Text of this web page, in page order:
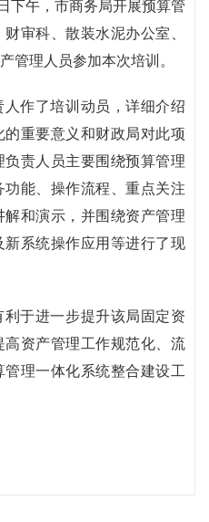
下午，市商务局开展预算管
审科、散装水泥办公室、
管理人员参加本次培训。
作了培训动员，详细介绍
重要意义和财政局对此项
责人员主要围绕预算管理
能、操作流程、重点关注
和演示，并围绕资产管理
系统操作应用等进行了现
于进一步提升该局固定资
资产管理工作规范化、流
理一体化系统整合建设工